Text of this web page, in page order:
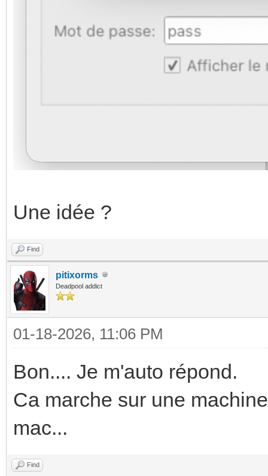
Une idée ?
Find
pitixorms
Deadpool addict
01-18-2026, 11:06 PM
Bon.... Je m'auto répond.
Ca marche sur une
mac...
Find